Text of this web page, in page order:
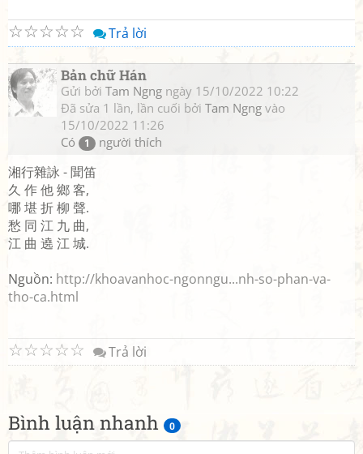
Bình luận nhanh 0
☆
☆
☆
☆
☆ Trả lời
Bản chữ Hán
Gửi bởi Tam Ngng ngày 15/10/2022 10:22
Đã sửa 1 lần, lần cuối bởi Tam Ngng vào
15/10/2022 11:26
Có
1 người thích
湘行雜詠 - 聞笛
久 作 他 鄉 客,
哪 堪 折 柳 聲.
愁 同 江 九 曲,
江 曲 遶 江 城.
Nguồn: http://khoavanhoc-ngonngu...nh-so-phan-va-
tho-ca.html
☆
☆
☆
☆
☆ Trả lời